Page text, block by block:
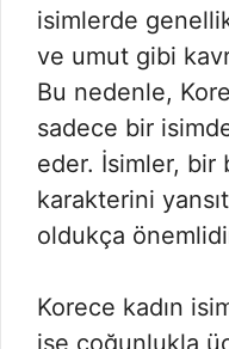
isimlerde
ve umut gibi
Bu nedenle,
sadece bir
eder. İsimler, bir
karakterini
oldukça
Korece kadın
ise çoğunlukla